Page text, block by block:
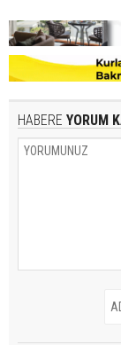
HABERE YORUM